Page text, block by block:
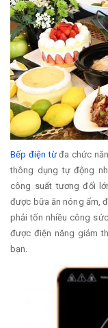
Bếp điện từđa chức
thông dụng tự động
công suất tương đối
được bữa ăn nóng ấm,
phải tốn nhiều công
được điện năng giảm
bạn.